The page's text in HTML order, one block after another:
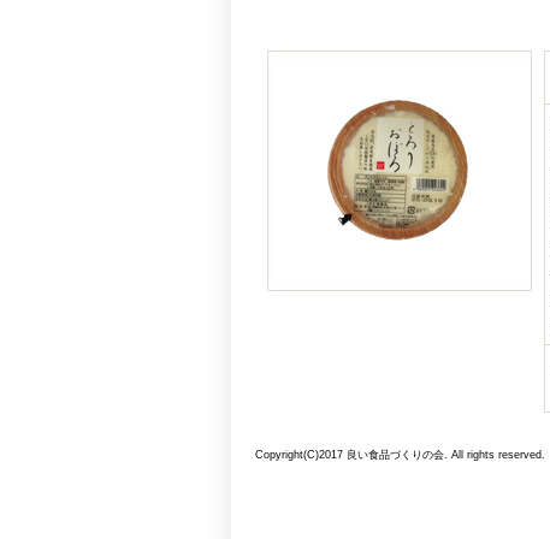
Copyright(C)2017 良い食品づくりの会. All rights reserved.